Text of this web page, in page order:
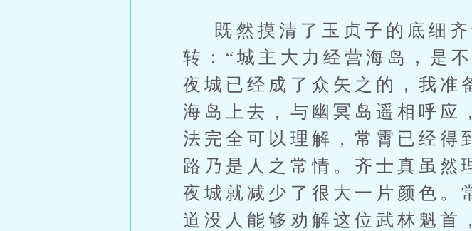
既然摸清了玉贞子的底细齐
转：“城主大力经营海岛，是
夜城已经成了众矢之的，我准
海岛上去，与幽冥岛遥相呼应
法完全可以理解，常霄已经得
路乃是人之常情。齐士真虽然
夜城就减少了很大一片颜色。
道没人能够劝解这位武林魁首